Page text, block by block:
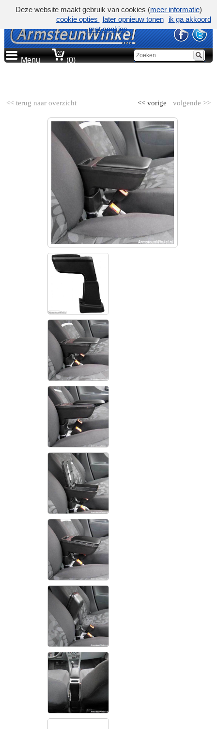
Menu (0)
<< terug naar overzicht volgende >>
<< vorige
Deze website maakt gebruik van cookies (meer informatie)
cookie opties
later opnieuw tonen
ik ga akkoord
met cookies